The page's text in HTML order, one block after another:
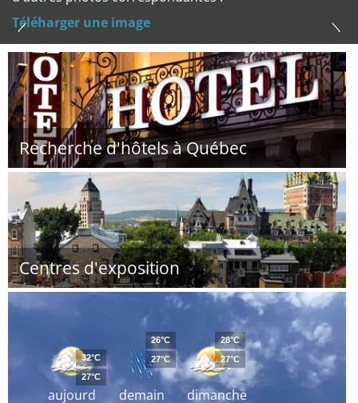
Téléharger une image
Recherche d'hôtels à Québec
Centres d'exposition
aujourd
32°C
27°C
demain
26°C
27°C
dimanche
28°C
27°C